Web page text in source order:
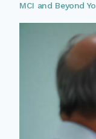
MCI and Beyond